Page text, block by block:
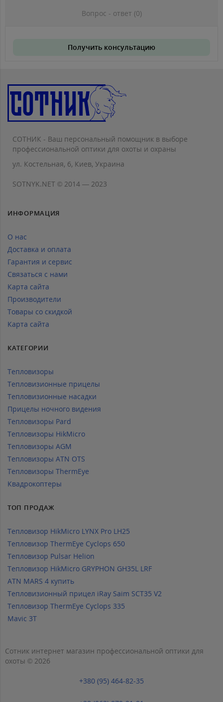
Вопрос - ответ (0)
Получить консультацию
СОТНИК - Ваш персональный помощник в выборе
профессиональной оптики для охоты и охраны
ул. Костельная, 6, Киев, Украина
SOTNYK.NET © 2014 — 2023
ИНФОРМАЦИЯ
О нас
Доставка и оплата
Гарантия и сервис
Связаться с нами
Карта сайта
Производители
Товары со скидкой
Карта сайта
КАТЕГОРИИ
Тепловизоры
Тепловизионные прицелы
Тепловизионные насадки
Прицелы ночного видения
Тепловизоры Pard
Тепловизоры HikMicro
Тепловизоры AGM
Тепловизоры ATN OTS
Тепловизоры ThermEye
Квадрокоптеры
ТОП ПРОДАЖ
Тепловизор HikMicro LYNX Pro LH25
Тепловизор ThermEye Cyclops 650
Тепловизор Pulsar Helion
Тепловизор HikMicro GRYPHON GH35L LRF
ATN MARS 4 купить
Тепловизионный прицел iRay Saim SCT35 V2
Тепловизор ThermEye Cyclops 335
Mavic 3T
Сотник интернет магазин профессиональной оптики для
охоты © 2026
+380 (95) 464-82-35